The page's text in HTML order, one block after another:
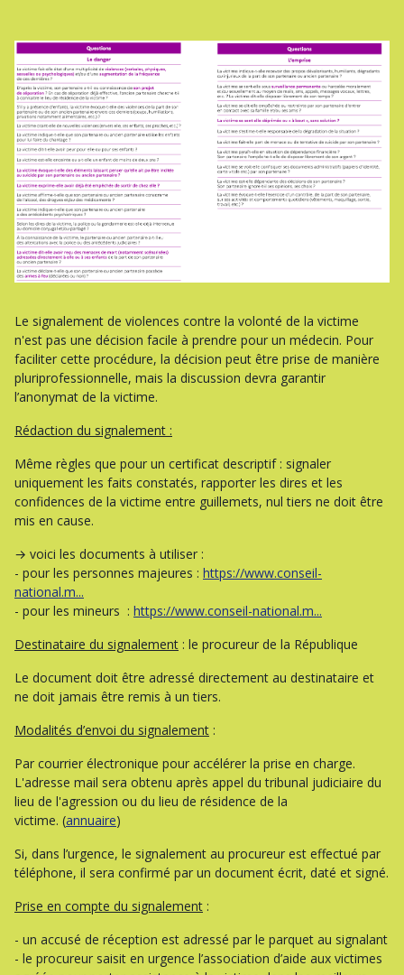
Le signalement de violences contre la volonté de la victime
n'est pas une décision facile à prendre pour un médecin. Pour
faciliter cette procédure, la décision peut être prise de manière
pluriprofessionnelle, mais la discussion devra garantir
l’anonymat de la victime.
Rédaction du signalement :
Même règles que pour un certificat descriptif : signaler
uniquement les faits constatés, rapporter les dires et les
confidences de la victime entre guillemets, nul tiers ne doit être
mis en cause.
→ voici les documents à utiliser :
- pour les personnes majeures : https://www.conseil-
national.m...
- pour les mineurs : https://www.conseil-national.m...
Destinataire du signalement : le procureur de la République
Le document doit être adressé directement au destinataire et
ne doit jamais être remis à un tiers.
Modalités d’envoi du signalement :
Par courrier électronique pour accélérer la prise en charge.
L'adresse mail sera obtenu après appel du tribunal judiciaire du
lieu de l'agression ou du lieu de résidence de la
victime. (annuaire)
Si, dans l’urgence, le signalement au procureur est effectué par
téléphone, il sera confirmé par un document écrit, daté et signé.
Prise en compte du signalement :
- un accusé de réception est adressé par le parquet au signalant
- le procureur saisit en urgence l’association d’aide aux victimes